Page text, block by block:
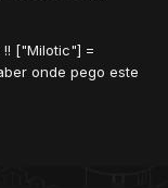
["Milotic"] =
onde pego este
dai nao seis e
pego...